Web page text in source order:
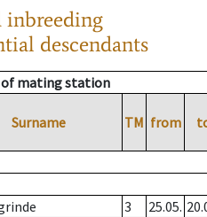
inbreeding
descendants
mating station
Surname TM from
3 25.05.